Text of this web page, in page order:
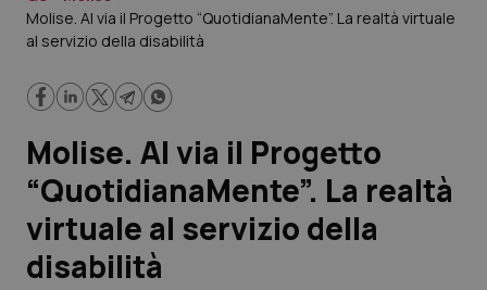
Governo e Parlamento
Regioni e Asl
Lavoro e Professioni
Scienza e Farmaci
Studi e Analisi
Molise. Al via il Progetto “QuotidianaMente”. La realtà virtuale
al servizio della disabilità
Molise. Al via il Progetto
“QuotidianaMente”. La realtà
virtuale al servizio della
disabilità